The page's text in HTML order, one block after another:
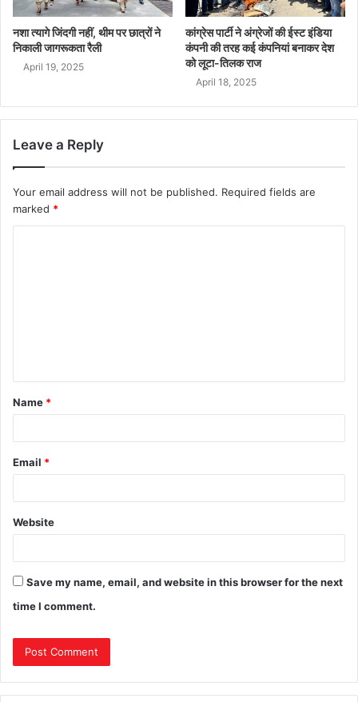
नशा त्यागे जिंदगी नहीं, थीम पर छात्रों ने
निकाली जागरूकता रैली
April 19, 2025
कांग्रेस पार्टी ने अंग्रेजों की ईस्ट इंडिया
कंपनी की तरह कई कंपनियां बनाकर देश
को लूटा-तिलक राज
April 18, 2025
Leave a Reply
Your email address will not be published. Required fields are
marked *
Name *
Email *
Website
Save my name, email, and website in this browser for the next
time I comment.